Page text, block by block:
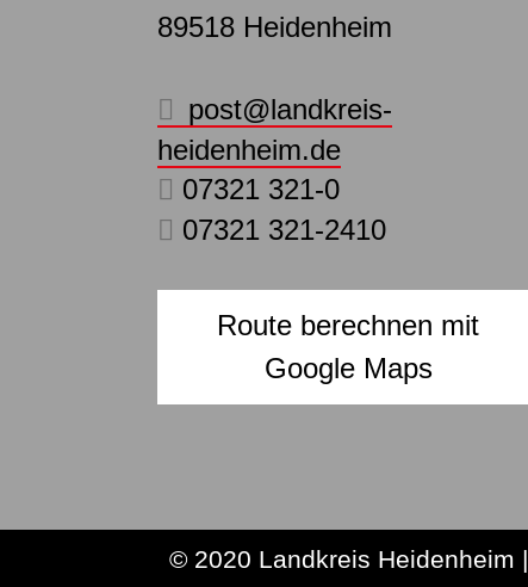
89518 Heidenheim
post@landkreis-
heidenheim.de
07321 321-0
07321 321-2410
Route berechnen mit
Google Maps
© 2020 Landkreis Heidenheim |